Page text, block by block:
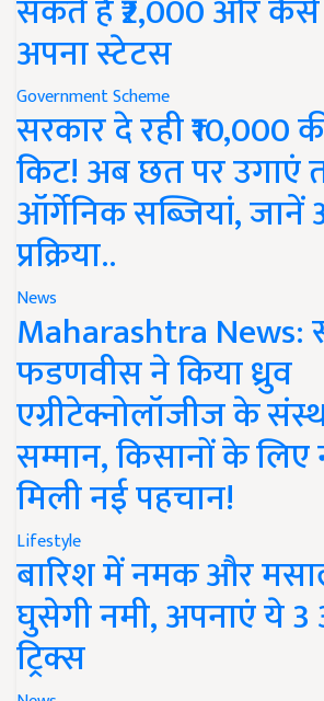
सकते हैं ₹2,000 और
अपना स्टेटस
Government Scheme
सरकार दे रही ₹10,000
किट! अब छत पर उगाएं
ऑर्गेनिक सब्जियां,
प्रक्रिया..
News
Maharashtra News:
फडणवीस ने किया ध्रुव
एग्रीटेक्नोलॉजीज के
सम्मान, किसानों के लिए
मिली नई पहचान!
Lifestyle
बारिश में नमक और
घुसेगी नमी, अपनाएं ये
ट्रिक्स